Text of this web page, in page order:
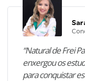
“Natural de Frei
enxergou os
para conquistar